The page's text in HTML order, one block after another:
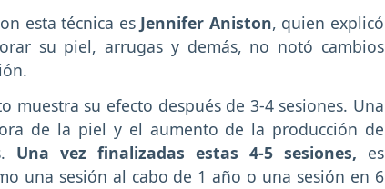
esta técnica esJennifer Aniston, quien explicó
su piel, arrugas y demás, no notó cambios
muestra su efecto después de 3-4 sesiones. Una
de la piel y el aumento de la producción de
Una vez finalizadas estas 4-5 sesiones, es
una sesión al cabo de 1 año o una sesión en 6